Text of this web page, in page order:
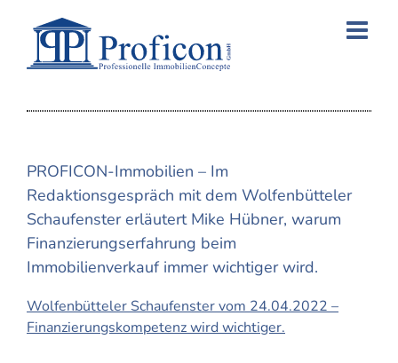
content
PROFICON-Immobilien – Im
Redaktionsgespräch mit dem Wolfenbütteler
Schaufenster erläutert Mike Hübner, warum
Finanzierungserfahrung beim
Immobilienverkauf immer wichtiger wird.
Wolfenbütteler Schaufenster vom 24.04.2022 –
Finanzierungskompetenz wird wichtiger.